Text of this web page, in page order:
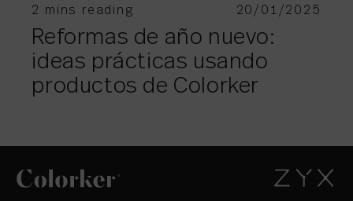
2 mins reading 20/01/2025
Reformas de año nuevo:
ideas prácticas usando
productos de Colorker